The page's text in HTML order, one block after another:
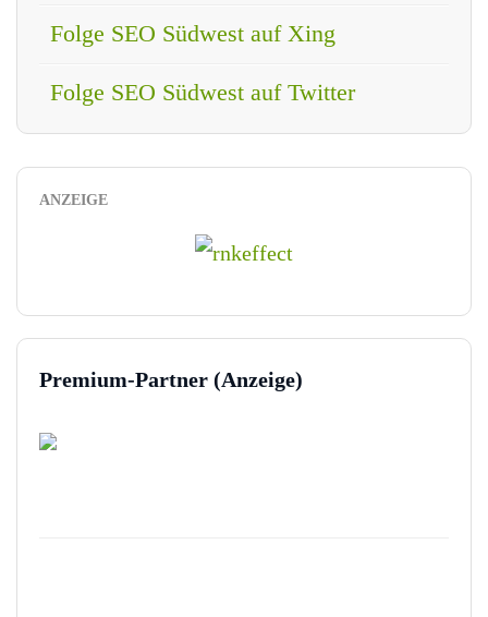
Folge SEO Südwest auf Xing
Folge SEO Südwest auf Twitter
ANZEIGE
Premium-Partner (Anzeige)